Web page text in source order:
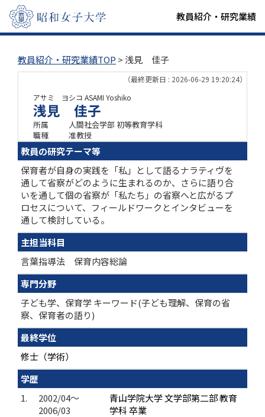
教員紹介・研究業績
教員紹介・研究業績TOP > 浅見 佳子
（最終更新日 : 2026-06-29 19:20:24）
アサミ ヨシコ ASAMI Yoshiko
浅見 佳子
所属
人間社会学部 初等教育学科
職種
准教授
教員の研究テーマ等
保育者が自身の実践を「私」として語るナラティヴを
通して省察がどのように生まれるのか、さらに語り合
いを通して個の省察が「私たち」の省察へと広がるプ
ロセスについて、フィールドワークとインタビューを
通して検討している。
主担当科目
言葉指導法 保育内容総論
専門分野
子ども学、保育学 キーワード(子ども理解、保育の省
察、保育者の語り)
最終学位
修士（学術）
学歴
1.
2002/04～
2006/03
青山学院大学 文学部第二部 教育
学科 卒業